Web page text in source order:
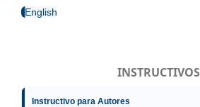
English
INSTRUCTIVOS
Instructivo para Autores